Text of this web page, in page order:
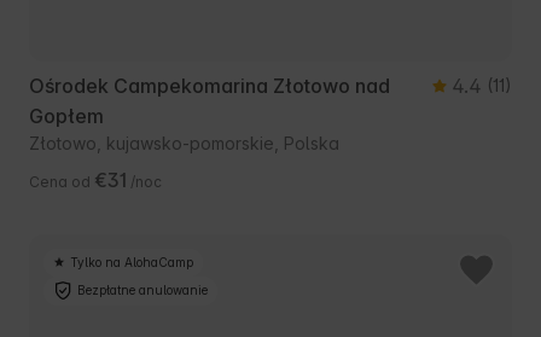
Ośrodek Campekomarina Złotowo nad
Gopłem
4.4 (11)
Złotowo, kujawsko-pomorskie, Polska
Cena od €31 /noc
Tylko na AlohaCamp
Bezpłatne anulowanie